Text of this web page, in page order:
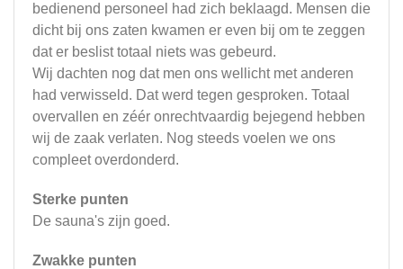
bedienend personeel had zich beklaagd. Mensen die
dicht bij ons zaten kwamen er even bij om te zeggen
dat er beslist totaal niets was gebeurd.
Wij dachten nog dat men ons wellicht met anderen
had verwisseld. Dat werd tegen gesproken. Totaal
overvallen en zéér onrechtvaardig bejegend hebben
wij de zaak verlaten. Nog steeds voelen we ons
compleet overdonderd.
Sterke punten
De sauna's zijn goed.
Zwakke punten